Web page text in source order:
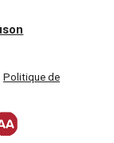
Politique de